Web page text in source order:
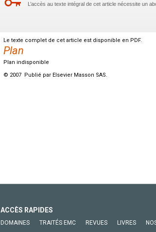
L’accès au texte intégral de cet article nécessite un
Le texte complet de cet article est disponible en PDF.
Plan
Plan indisponible
© 2007 Publié par Elsevier Masson SAS.
ACCÈS RAPIDES
DOMAINES TRAITÉS EMC REVUES LIVRES